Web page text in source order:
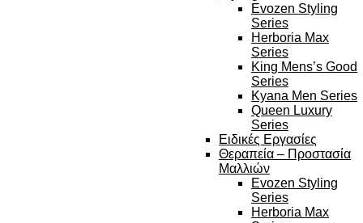
Evozen Styling
Series
Herboria Max
Series
King Mens’s Good
Series
Kyana Men Series
Queen Luxury
Series
Ειδικές Εργασίες
Θεραπεία – Προστασία
Μαλλιών
Evozen Styling
Series
Herboria Max